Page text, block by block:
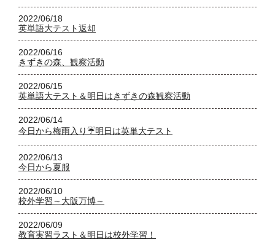
2022/06/18
英単語大テスト返却
2022/06/16
きずきの森、観察活動
2022/06/15
英単語大テスト＆明日はきずきの森観察活動
2022/06/14
今日から梅雨入り☔明日は英単大テスト
2022/06/13
今日から夏服
2022/06/10
校外学習～大阪万博～
2022/06/09
教育実習ラスト＆明日は校外学習！